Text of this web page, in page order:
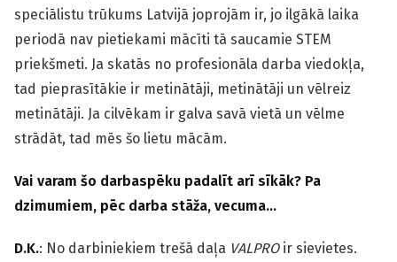
speciālistu trūkums Latvijā joprojām ir, jo ilgākā laika
periodā nav pietiekami mācīti tā saucamie STEM
priekšmeti. Ja skatās no profesionāla darba viedokļa,
tad pieprasītākie ir metinātāji, metinātāji un vēlreiz
metinātāji. Ja cilvēkam ir galva savā vietā un vēlme
strādāt, tad mēs šo lietu mācām.
Vai varam šo darbaspēku padalīt arī sīkāk? Pa
dzimumiem, pēc darba stāža, vecuma…
D.K.: No darbiniekiem trešā daļa VALPROir sievietes.